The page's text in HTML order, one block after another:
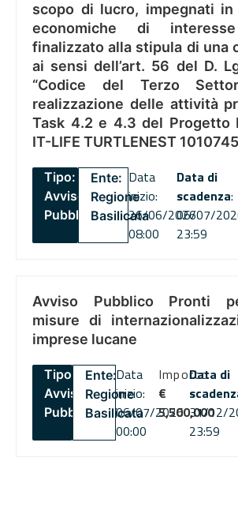
scopo di lucro, impegnati
economiche di
finalizzato alla stipula di una
ai sensi dell’art. 56 del D.
“Codice del Terzo
realizzazione delle attività
Task 4.2 e 4.3 del Progetto
IT-LIFE TURTLENEST
Tipo:
Avviso
Pubblico
Ente:
Regione
Basilicata
Data
inizio:
26/06/2026
08:00
Data di
scadenza:
06/07/
23:59
Avviso Pubblico Pronti
misure di
imprese lucane
Tipo:
Avviso
Pubblico
Ente:
Regione
Basilicata
Data
inizio:
06/07/2026
00:00
Importo
€
5,500,000
Data di
31/12/
23:59